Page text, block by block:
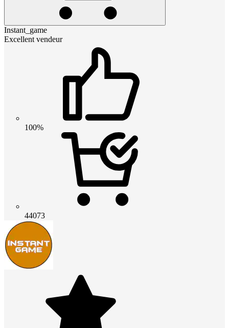
Instant_game
Excellent vendeur
100%
44073